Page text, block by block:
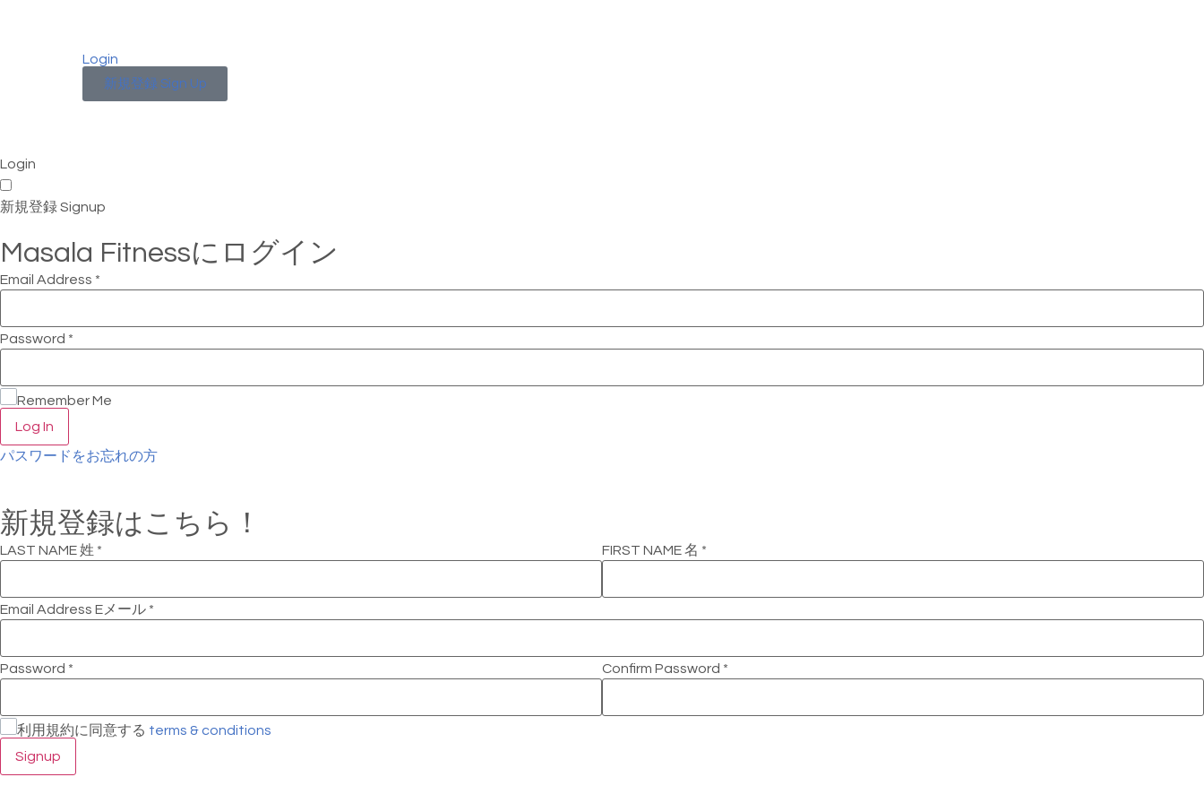
Login
新規登録 Sign Up
Login
新規登録 Signup
Masala Fitnessにログイン
Email Address *
Password *
Remember Me
Log In
パスワードをお忘れの方
新規登録はこちら！
LAST NAME 姓 * FIRST NAME 名 *
Email Address Eメール *
Password * Confirm Password *
利用規約に同意する terms & conditions
Signup